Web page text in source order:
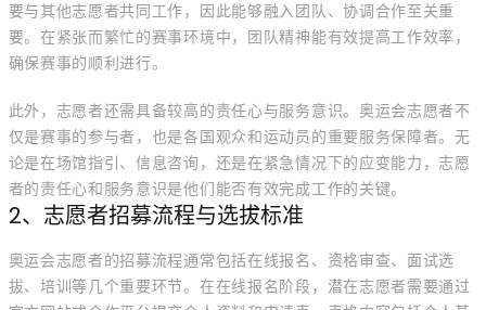
要与其他志愿者共同工作，因此能够融入团队、协调合作至关重
要。在紧张而繁忙的赛事环境中，团队精神能有效提高工作效率，
确保赛事的顺利进行。
此外，志愿者还需具备较高的责任心与服务意识。奥运会志愿者不
仅是赛事的参与者，也是各国观众和运动员的重要服务保障者。无
论是在场馆指引、信息咨询，还是在紧急情况下的应变能力，志愿
者的责任心和服务意识是他们能否有效完成工作的关键。
2、志愿者招募流程与选拔标准
奥运会志愿者的招募流程通常包括在线报名、资格审查、面试选
拔、培训等几个重要环节。在在线报名阶段，潜在志愿者需要通过